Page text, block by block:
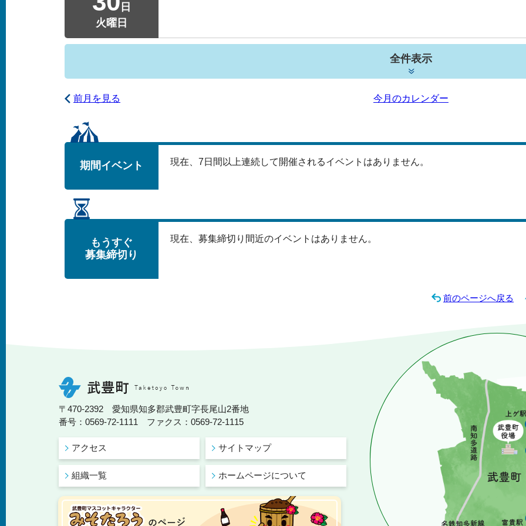
日
火曜日
全件表示
前月を見る 今月のカレンダー
期間イベント 現在、 7 日間以上連続して開催されるイベントはありません。
もうすぐ
募集締切り
現在、募集締切り間近のイベントはありません。
前のページへ戻る
〒470-2392 愛知県知多郡武豊町字長尾山2番地
番号：0569-72-1111 ファクス：0569-72-1115
アクセス サイトマップ
組織一覧 ホームページについて